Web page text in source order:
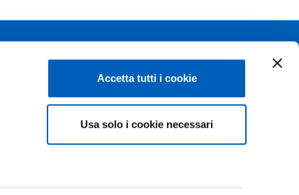
Accetta tutti i cookie
Usa solo i cookie necessari
Youtube
Flickr
WhatsApp